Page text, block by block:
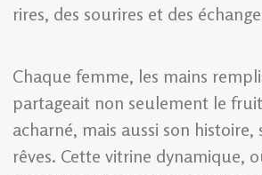
rires, des sourires et des
Chaque femme, les mains
partageait non seulement le
acharné, mais aussi son histoire,
rêves. Cette vitrine dynamique,